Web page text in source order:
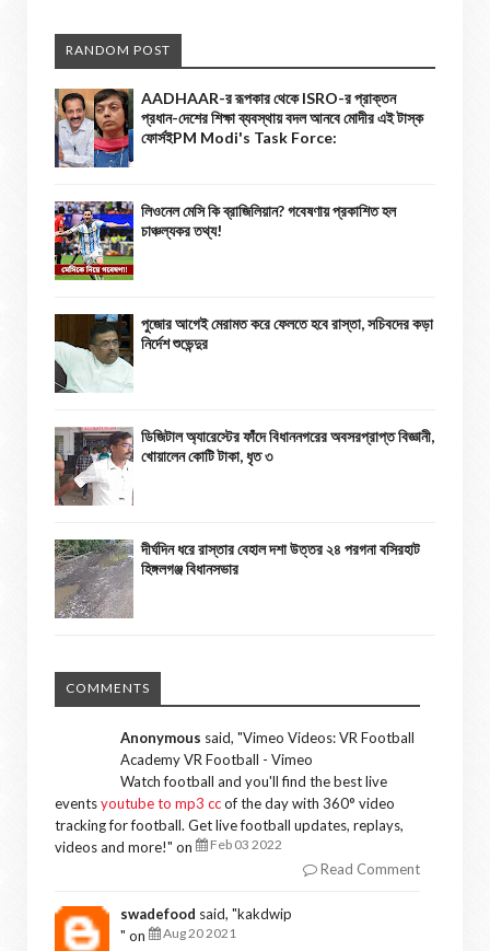
RANDOM POST
AADHAAR-র রূপকার থেকে ISRO-র প্রাক্তন
প্রধান-দেশের শিক্ষা ব্যবস্থায় বদল আনবে মোদীর এই টাস্ক
ফোর্সইPM Modi's Task Force:
লিওনেল মেসি কি ব্রাজিলিয়ান? গবেষণায় প্রকাশিত হল
চাঞ্চল্যকর তথ্য!
পুজোর আগেই মেরামত করে ফেলতে হবে রাস্তা, সচিবদের কড়া
নির্দেশ শুভেন্দুর
ডিজিটাল অ্যারেস্টের ফাঁদে বিধাননগরের অবসরপ্রাপ্ত বিজ্ঞানী,
খোয়ালেন কোটি টাকা, ধৃত ৩
দীর্ঘদিন ধরে রাস্তার বেহাল দশা উত্তর ২৪ পরগনা বসিরহাট
হিঙ্গলগঞ্জ বিধানসভার
COMMENTS
Anonymous said, "Vimeo Videos: VR Football
Academy VR Football - Vimeo
Watch football and you'll find the best live
eventsyoutube to mp3 ccof the day with 360° video
tracking for football. Get live football updates, replays,
videos and more!" on Feb 03 2022
Read Comment
swadefood said, "kakdwip
" on
Aug 20 2021